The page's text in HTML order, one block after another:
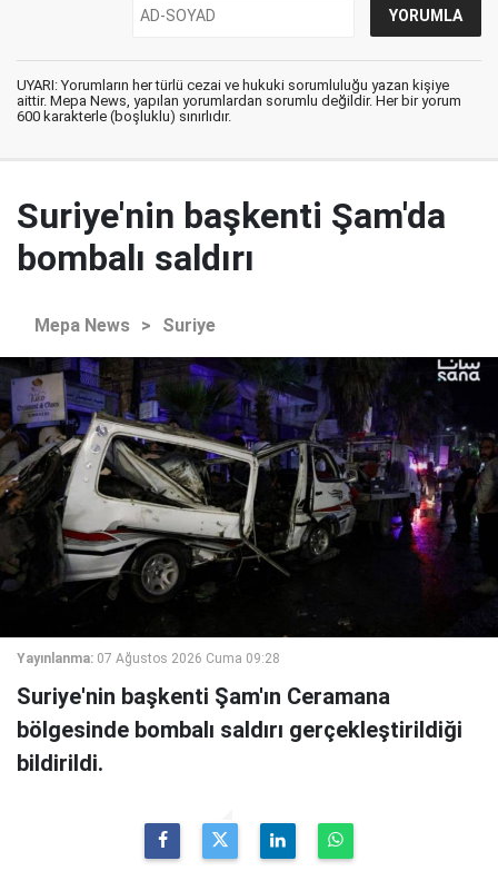
UYARI: Yorumların her türlü cezai ve hukuki sorumluluğu yazan kişiye
aittir. Mepa News, yapılan yorumlardan sorumlu değildir. Her bir yorum
600 karakterle (boşluklu) sınırlıdır.
Suriye'nin başkenti Şam'da
bombalı saldırı
Mepa News > Suriye
Yayınlanma: 07 Ağustos 2026 Cuma 09:28
Suriye'nin başkenti Şam'ın Ceramana
bölgesinde bombalı saldırı gerçekleştirildiği
bildirildi.